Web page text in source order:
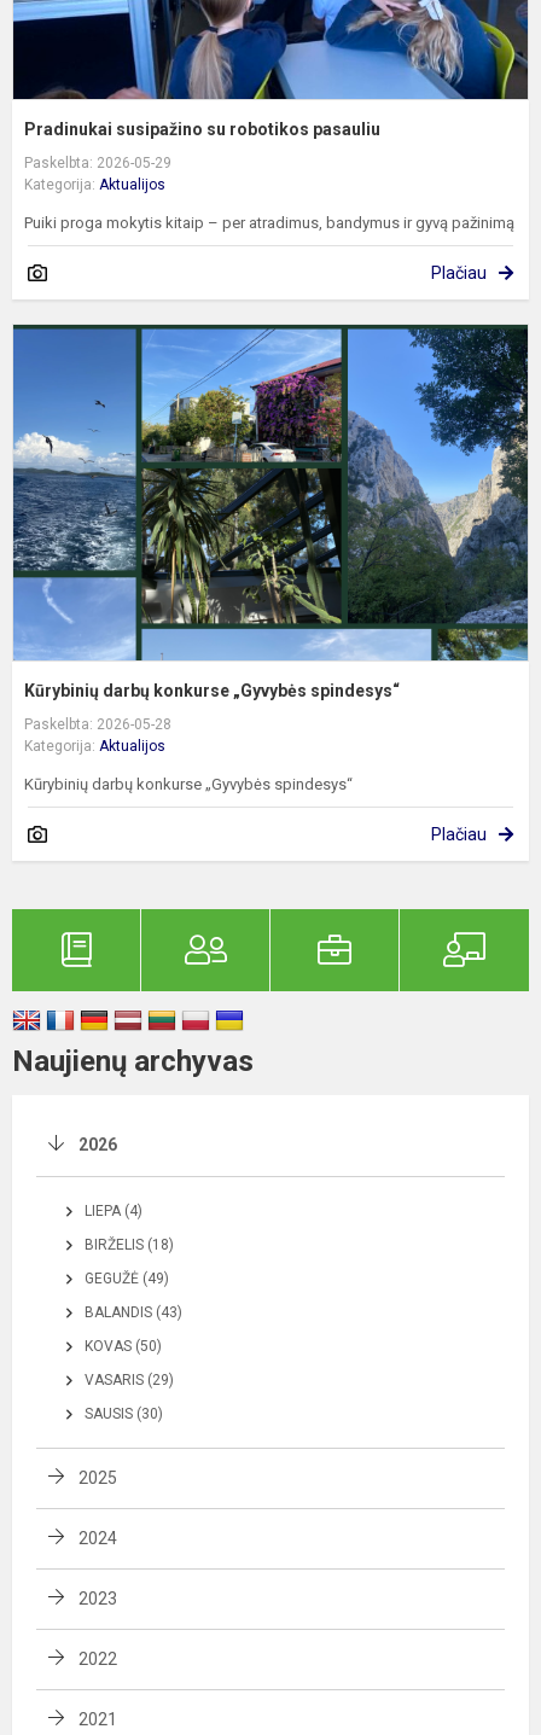
Pradinukai susipažino su robotikos pasauliu
Paskelbta: 2026-05-29
Kategorija: Aktualijos
Puiki proga mokytis kitaip – per atradimus, bandymus ir gyvą pažinimą
Plačiau
Kūrybinių darbų konkurse „Gyvybės spindesys“
Paskelbta: 2026-05-28
Kategorija: Aktualijos
Kūrybinių darbų konkurse „Gyvybės spindesys“
Plačiau
Naujienų archyvas
2026
LIEPA (4)
BIRŽELIS (18)
GEGUŽĖ (49)
BALANDIS (43)
KOVAS (50)
VASARIS (29)
SAUSIS (30)
2025
2024
2023
2022
2021